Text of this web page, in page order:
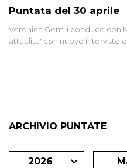
Puntata del 30 aprile
Veronica Gentili conduce con
attualita' con nuove interviste
ARCHIVIO PUNTATE
2026